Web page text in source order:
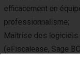
efficacement en
professionnalisme;
Maîtrise des logiciels
(eFiscalease, Sage